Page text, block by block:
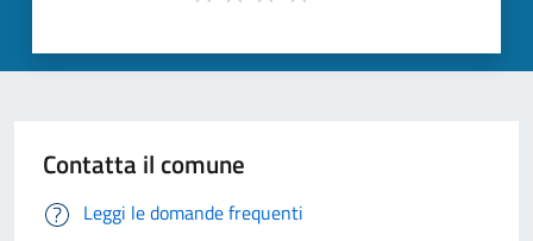
Contatta il comune
Leggi le domande frequenti